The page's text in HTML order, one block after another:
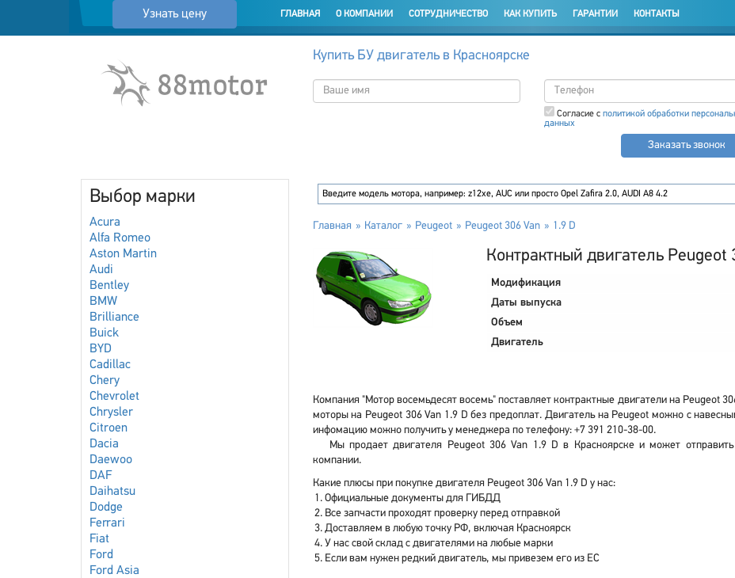
Узнать цену ГЛАВНАЯ О КОМПАНИИ СОТРУДНИЧЕСТВО КАК КУПИТЬ ГАРАНТИИ КОНТАКТЫ
Купить БУ двигатель в Красноярске
Согласие с политикой обработки
данных
Заказать звонок
Выбор марки
Acura
Alfa Romeo
Aston Martin
Audi
Bentley
BMW
Brilliance
Buick
BYD
Cadillac
Chery
Chevrolet
Chrysler
Citroen
Dacia
Daewoo
DAF
Daihatsu
Dodge
Ferrari
Fiat
Ford
Ford Asia
Главная Каталог Peugeot Peugeot 306 Van 1.9 D
Контрактный двигатель Peugeot
Модификация
Даты выпуска
Объем
Двигатель
Компания "Мотор восемьдесят восемь" поставляет контрактные двигатели на Peugeot
моторы на Peugeot 306 Van 1.9 D без предоплат. Двигатель на Peugeot можно с
инфомацию можно получить у менеджера по телефону: +7 391 210-38-00.
Мы продает двигателя Peugeot 306 Van 1.9 D в Красноярске и может
компании.
Какие плюсы при покупке двигателя Peugeot 306 Van 1.9 D у нас:
Официальные документы для ГИБДД
Все запчасти проходят проверку перед отправкой
Доставляем в любую точку РФ, включая Красноярск
У нас свой склад с двигателями на любые марки
Если вам нужен редкий двигатель, мы привезем его из ЕС